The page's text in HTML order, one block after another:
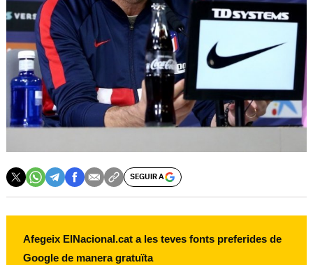
SEGUIR A
Afegeix ElNacional.cat a les teves fonts preferides de
Google de manera gratuïta